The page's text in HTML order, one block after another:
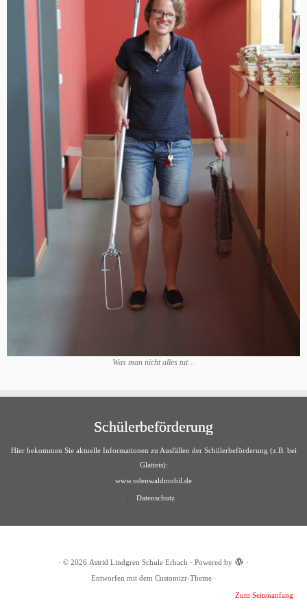
Was man nicht alles tut…
Schülerbeförderung
Hier bekommen Sie aktuelle Informationen zu Ausfällen der Schülerbeförderung (z.B. bei
Glatteis):
www.odenwaldmobil.de
Datenschutz
· © 2026 Astrid Lindgren Schule Erbach · Powered by
·
Entworfen mit dem Customizr-Theme·
Zum Seitenanfang